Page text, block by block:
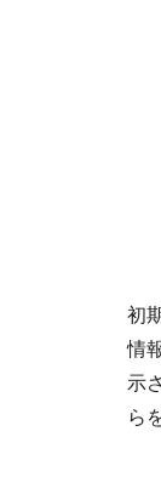
初
情
示
ら